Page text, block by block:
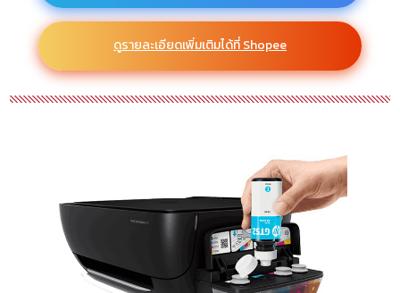
ดูรายละเอียดเพิ่มเติมได้ที่ Shopee